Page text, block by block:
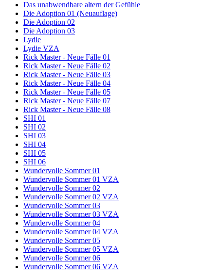
Das unabwendbare altern der Gefühle
Die Adoption 01 (Neuauflage)
Die Adoption 02
Die Adoption 03
Lydie
Lydie VZA
Rick Master - Neue Fälle 01
Rick Master - Neue Fälle 02
Rick Master - Neue Fälle 03
Rick Master - Neue Fälle 04
Rick Master - Neue Fälle 05
Rick Master - Neue Fälle 07
Rick Master - Neue Fälle 08
SHI 01
SHI 02
SHI 03
SHI 04
SHI 05
SHI 06
Wundervolle Sommer 01
Wundervolle Sommer 01 VZA
Wundervolle Sommer 02
Wundervolle Sommer 02 VZA
Wundervolle Sommer 03
Wundervolle Sommer 03 VZA
Wundervolle Sommer 04
Wundervolle Sommer 04 VZA
Wundervolle Sommer 05
Wundervolle Sommer 05 VZA
Wundervolle Sommer 06
Wundervolle Sommer 06 VZA